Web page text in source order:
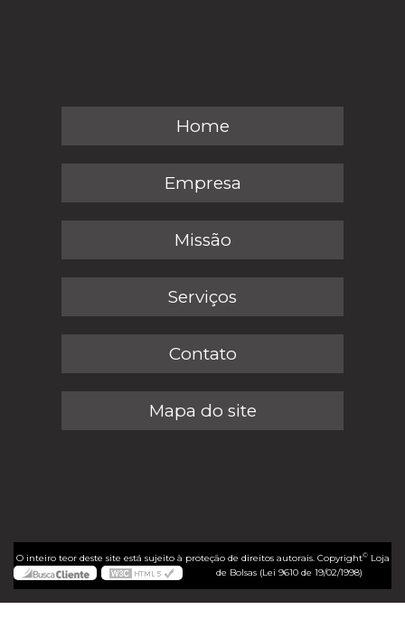
Home
Empresa
Missão
Serviços
Contato
Mapa do site
O inteiro teor deste site está sujeito à proteção de direitos autorais. Copyright©Loja
de Bolsas (Lei 9610 de 19/02/1998)